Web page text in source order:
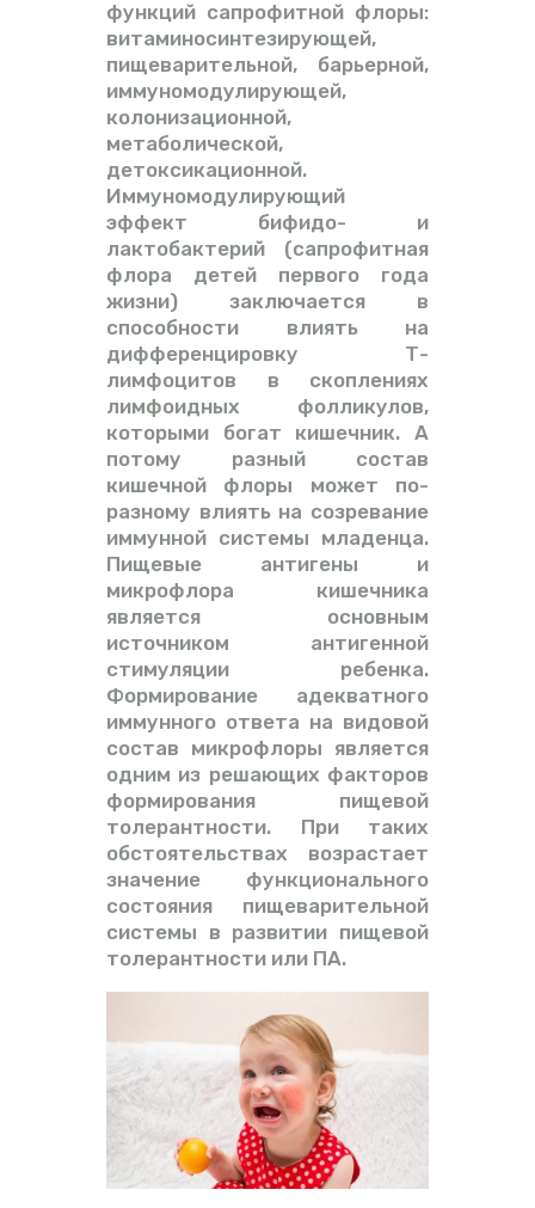
функций сапрофитной флоры:
витаминосинтезирующей,
пищеварительной, барьерной,
иммуномодулирующей,
колонизационной,
метаболической,
детоксикационной.
Иммуномодулирующий
эффект бифидо- и
лактобактерий (сапрофитная
флора детей первого года
жизни) заключается в
способности влиять на
дифференцировку Т-
лимфоцитов в скоплениях
лимфоидных фолликулов,
которыми богат кишечник. А
потому разный состав
кишечной флоры может по-
разному влиять на созревание
иммунной системы младенца.
Пищевые антигены и
микрофлора кишечника
является основным
источником антигенной
стимуляции ребенка.
Формирование адекватного
иммунного ответа на видовой
состав микрофлоры является
одним из решающих факторов
формирования пищевой
толерантности. При таких
обстоятельствах возрастает
значение функционального
состояния пищеварительной
системы в развитии пищевой
толерантности или ПА.